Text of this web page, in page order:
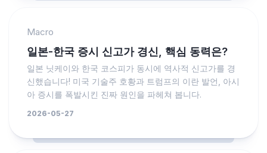
Macro
일본-한국 증시 신고가 경신, 핵심 동력은?
일본 닛케이와 한국 코스피가 동시에 역사적 신고가를 경
신했습니다! 미국 기술주 호황과 트럼프의 이란 발언, 아시
아 증시를 폭발시킨 진짜 원인을 파헤쳐 봅니다.
2026-05-27